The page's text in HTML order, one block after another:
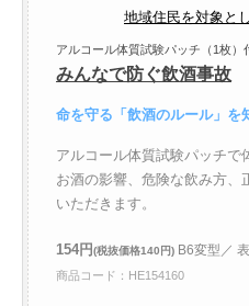
地域住民を対象と
アルコール体質試験パッチ（1枚）
みんなで防ぐ飲酒事故
命を守る「飲酒のルール」を
アルコール体質試験パッチで
お酒の影響、危険な飲み方、
いただきます。
154円(税抜価格140円) B6変型／
商品コード：HE154160